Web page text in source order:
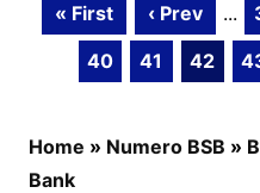
« First ‹ Prev ...
40
41 42
Home » Numero BSB »
Bank